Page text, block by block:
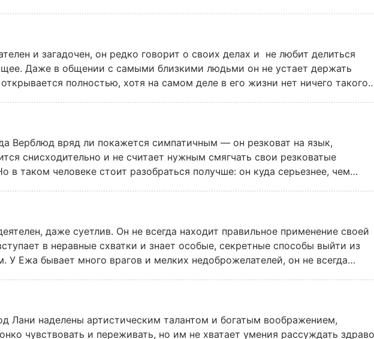
и загадочен, он редко говорит о своих делах и не любит делиться
Даже в общении с самыми близкими людьми он не устает держать
полностью, хотя на самом деле в его жизни нет ничего такого,
Верблюд вряд ли покажется симпатичным — он резковат на язык,
снисходительно и не считает нужным смягчать свои резковатые
в таком человеке стоит разобраться получше: он куда серьезнее, чем
едкими насмешками и ядовитой иронией.
даже суетлив. Он не всегда находит правильное применение своей
в неравные схватки и знает особые, секретные способы выйти из
У Ежа бывает много врагов и мелких недоброжелателей, он не всегда
Лани наделены артистическим талантом и богатым воображением,
чувствовать и переживать, но им не хватает умения рассуждать здраво